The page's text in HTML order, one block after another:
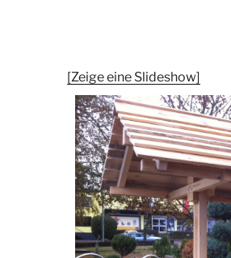
[Zeige eine Slideshow]